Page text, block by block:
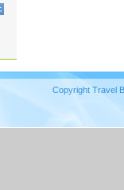
Copyright Travel